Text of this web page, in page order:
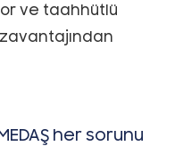
ve taahhütlü
her sorunu